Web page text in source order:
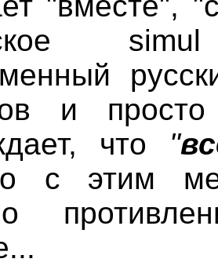
и
что "
с этим